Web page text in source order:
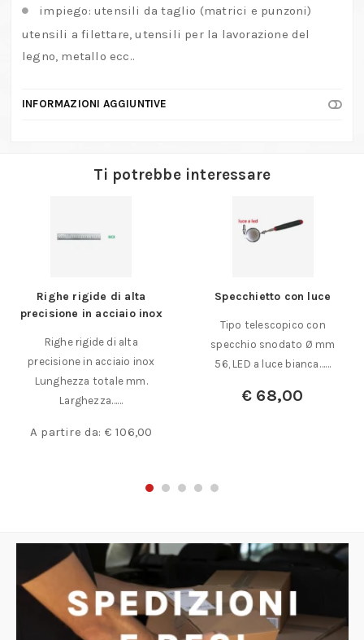
impiego: utensili da taglio (matrici e punzoni)
utensili a filettare, utensili per la lavorazione del
legno, metallo ecc..
INFORMAZIONI AGGIUNTIVE
Ti potrebbe interessare
Righe rigide di alta
precisione in acciaio inox
Righe rigide di alta
precisione in acciaio inox
Lunghezza totale mm.
Larghezza……
A partire da: € 106,00
Specchietto con luce
Tipo telescopico con
specchio snodato Ø mm
56, LED a luce bianca……
€ 68,00